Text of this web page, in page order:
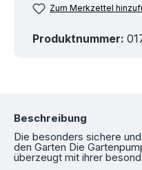
Zum Merkzettel
Produktnummer:
Beschreibung
Die besonders sichere
den Garten Die
überzeugt mit ihrer